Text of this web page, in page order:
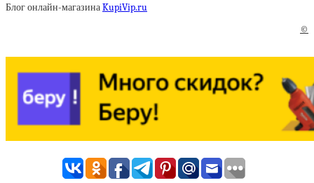
Блог онлайн-магазинаKupiVip.ru
©